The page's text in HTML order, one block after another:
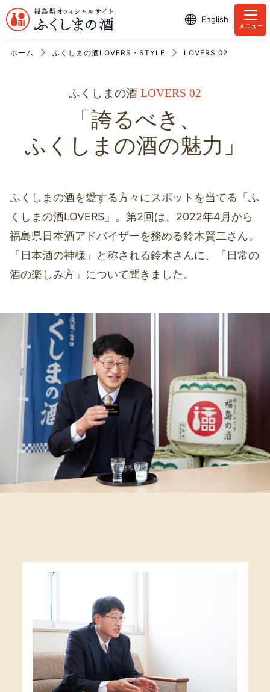
English
メニュー
ホーム ふくしまの酒LOVERS・STYLE LOVERS 02
ふくしまの酒 LOVERS 02
「誇るべき、
ふくしまの酒の魅力」
ふくしまの酒を愛する方々にスポットを当てる「ふ
くしまの酒LOVERS」。第2回は、2022年4月から
福島県日本酒アドバイザーを務める鈴木賢二さん。
「日本酒の神様」と称される鈴木さんに、「日常の
酒の楽しみ方」について聞きました。